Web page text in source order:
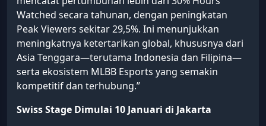
Watched secara tahunan, dengan peningkatan
Peak Viewers sekitar 29,5%. Ini menunjukkan
meningkatnya ketertarikan global, khususnya dari
Asia Tenggara—terutama Indonesia dan Filipina—
serta ekosistem MLBB Esports yang semakin
kompetitif dan terhubung.”
Swiss Stage Dimulai 10 Januari di Jakarta